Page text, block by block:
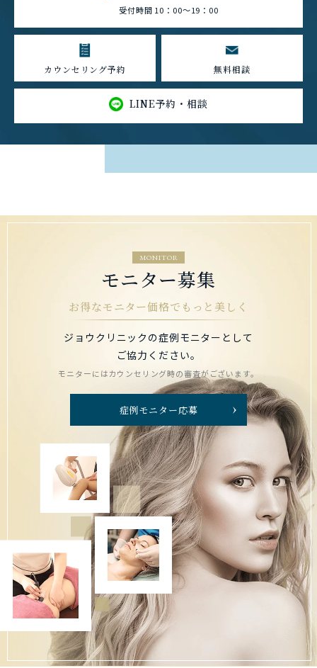
受付時間 10：00～19：00
カウンセリング予約 無料相談
LINE予約・相談
MONITOR
モニター募集
お得なモニター価格でもっと美しく
ジョウクリニックの症例モニターとして
ご協力ください。
モニターにはカウンセリング時の審査がございます。
症例モニター応募